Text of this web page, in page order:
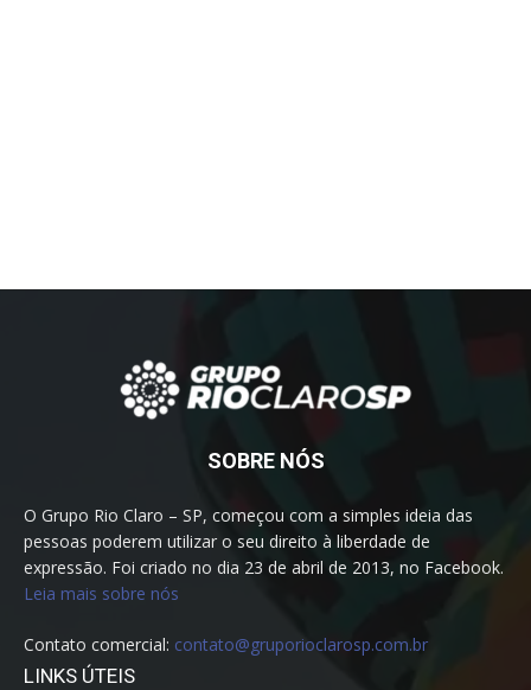
SOBRE NÓS
O Grupo Rio Claro – SP, começou com a simples ideia das
pessoas poderem utilizar o seu direito à liberdade de
expressão. Foi criado no dia 23 de abril de 2013, no Facebook.
Leia mais sobre nós
Contato comercial: contato@gruporioclarosp.com.br
LINKS ÚTEIS